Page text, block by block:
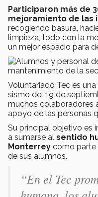
Participaron más de
mejoramiento de las
recogiendo basura,
limpieza, todo con la
un mejor espacio para
Voluntariado Tec es
sismo del 19 de
muchos colaboradores
apoyo de las personas
Su principal objetivo es
a sumarse al sentido
Monterrey como parte
de sus alumnos.
“En el Tec